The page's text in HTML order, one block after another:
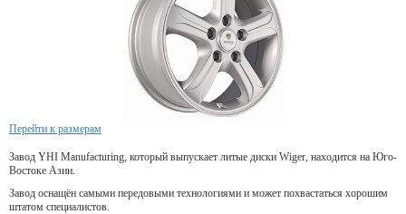
Перейти к размерам
Завод YHI Manufacturing, который выпускает литые диски Wiger, находится на Юго-
Востоке Азии.
Завод оснащён самыми передовыми технологиями и может похвастаться хорошим
штатом специалистов.